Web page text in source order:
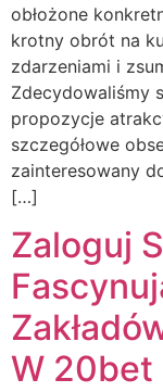
obłożone
krotny obrót na
zdarzeniami i
Zdecydowaliśmy
propozycje
szczegółowe
zainteresowany
[…]
Zaloguj
W 20bet